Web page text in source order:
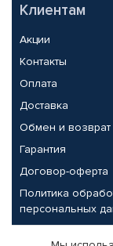
Клиентам
Акции
Контакты
Оплата
Доставка
Обмен и возврат
Гарантия
Договор-оферта
Политика
персональных